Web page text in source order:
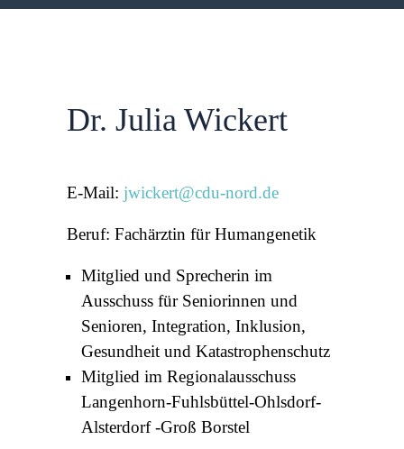
Dr. Julia Wickert
E-Mail: jwickert@cdu-nord.de
Beruf: Fachärztin für Humangenetik
Mitglied und Sprecherin im
Ausschuss für Seniorinnen und
Senioren, Integration, Inklusion,
Gesundheit und Katastrophenschutz
Mitglied im Regionalausschuss
Langenhorn-Fuhlsbüttel-Ohlsdorf-
Alsterdorf -Groß Borstel